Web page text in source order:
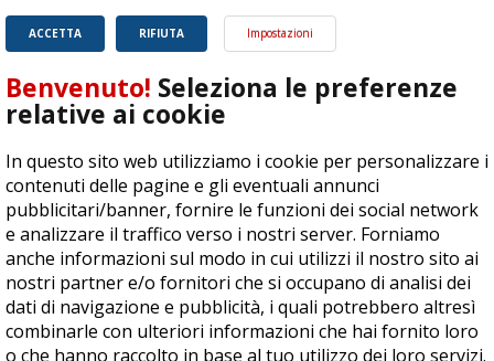
magnifico sport.
Leggi
RIFIUTA
ACCETTA Impostazioni
Benvenuto! Seleziona le preferenze
relative ai cookie
In questo sito web utilizziamo i cookie per personalizzare i
contenuti delle pagine e gli eventuali annunci
pubblicitari/banner, fornire le funzioni dei social network
e analizzare il traffico verso i nostri server. Forniamo
anche informazioni sul modo in cui utilizzi il nostro sito ai
nostri partner e/o fornitori che si occupano di analisi dei
dati di navigazione e pubblicità, i quali potrebbero altresì
combinarle con ulteriori informazioni che hai fornito loro
o che hanno raccolto in base al tuo utilizzo dei loro servizi.
ASD Let's Sport - Via T. Olivelli 3, 25014 Castenedolo (BS) - P. Iva:
04278030988
© Copyright 2015 | All Rights Reserved - Powered byDynDevice
Privacy Policy Cookie Policy Accessibilità Sitemap